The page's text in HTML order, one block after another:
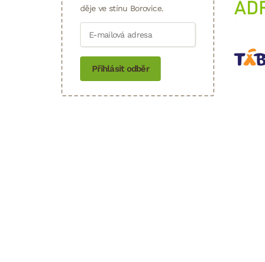
děje ve stínu Borovice.
Přihlásit odběr